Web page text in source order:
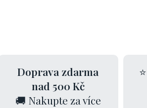
Doprava zdarma
nad 500 Kč
🚚 Nakupte za více
⭐